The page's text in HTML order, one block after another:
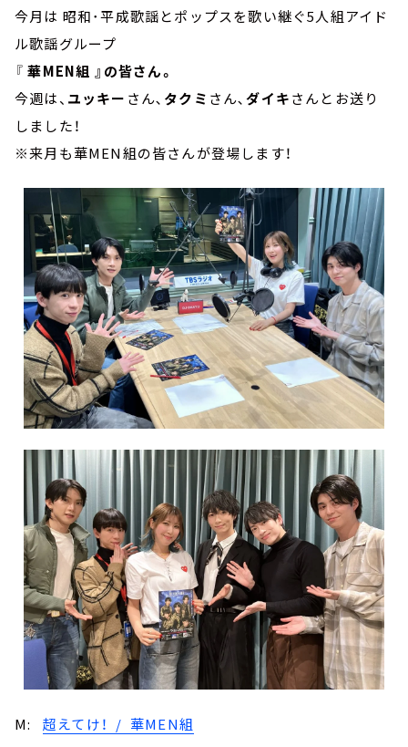
今月は 昭和･平成歌謡とポップスを歌い継ぐ5人組アイド
ル歌謡グループ
『華MEN組 』の皆さん。
今週は、 ユッキー さん､ タクミ さん､ダイキさんとお送り
しました！
※来月も華MEN組の皆さんが登場します！
M: 超えてけ！ / 華MEN組